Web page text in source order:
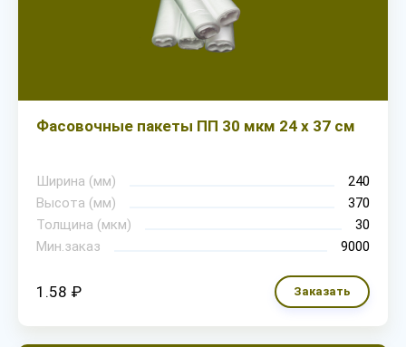
Фасовочные пакеты ПП 30 мкм 24 х 37 см
Ширина (мм)
240
Высота (мм)
370
Толщина (мкм)
30
Мин.заказ
9000
1.58 ₽ Заказать